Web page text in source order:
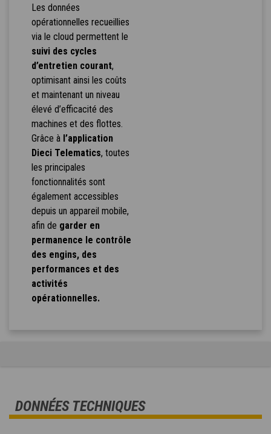
Les données
opérationnelles recueillies
via le cloud permettent le
suivi des cycles
d’entretien courant,
optimisant ainsi les coûts
et maintenant un niveau
élevé d’efficacité des
machines et des flottes.
Grâce à l’application
Dieci Telematics, toutes
les principales
fonctionnalités sont
également accessibles
depuis un appareil mobile,
afin de garder en
permanence le contrôle
des engins, des
performances et des
activités
opérationnelles.
DONNÉES TECHNIQUES